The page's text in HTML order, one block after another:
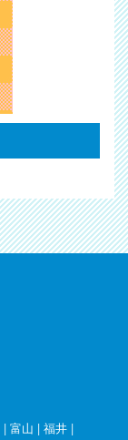
| 富山 | 福井 |